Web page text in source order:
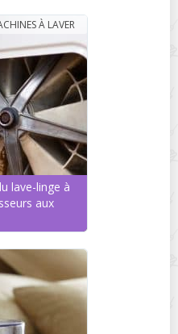
lave-linge à
aux
À LAVER